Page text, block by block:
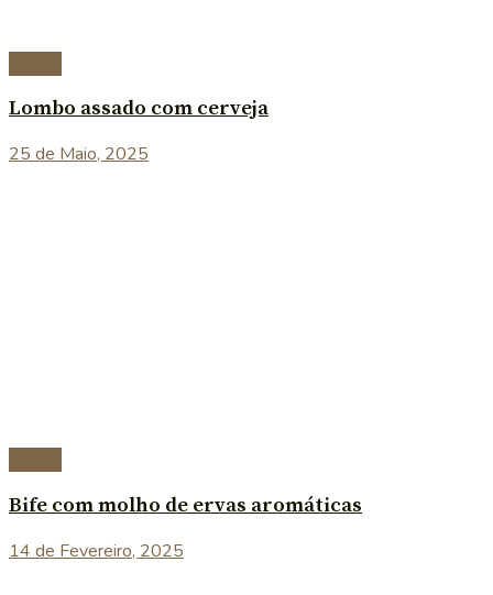
Lombo assado com cerveja
25 de Maio, 2025
Bife com molho de ervas aromáticas
14 de Fevereiro, 2025